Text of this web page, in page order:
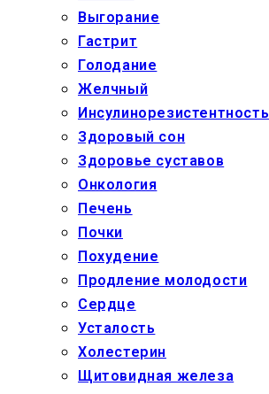
Выгорание
Гастрит
Голодание
Желчный
Инсулинорезистентность
Здоровый сон
Здоровье суставов
Онкология
Печень
Почки
Похудение
Продление молодости
Сердце
Усталость
Холестерин
Щитовидная железа